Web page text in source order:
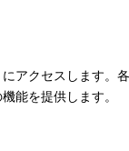
アクセスします。
能を提供します。